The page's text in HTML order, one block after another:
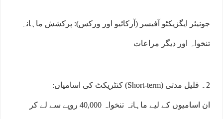
جونیئر ایگزیکٹو آفیسر (آرکائیو اور ورکس): پرکشش ماہانہ
تنخواہ اور دیگر مراعات
2۔ قلیل مدتی (Short-term) کنٹریکٹ کی اسامیاں:
ان اسامیوں کے لیے ماہانہ تنخواہ 40,000 روپے سے لے کر